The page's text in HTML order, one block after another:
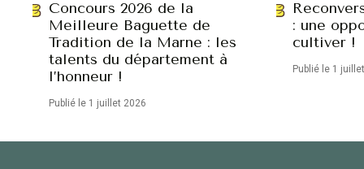
Concours 2026 de la
Meilleure Baguette de
Tradition de la Marne : les
talents du département à
l’honneur !
Publié le 1 juillet 2026
: une
cultiver !
Publié le 1